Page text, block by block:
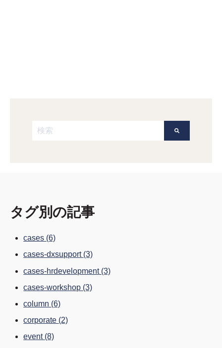
これは、自動候補機能付きの検索フィールドです。
タグ別の記事
cases (6)
cases-dxsupport (3)
cases-hrdevelopment (3)
cases-workshop (3)
column (6)
corporate (2)
event (8)